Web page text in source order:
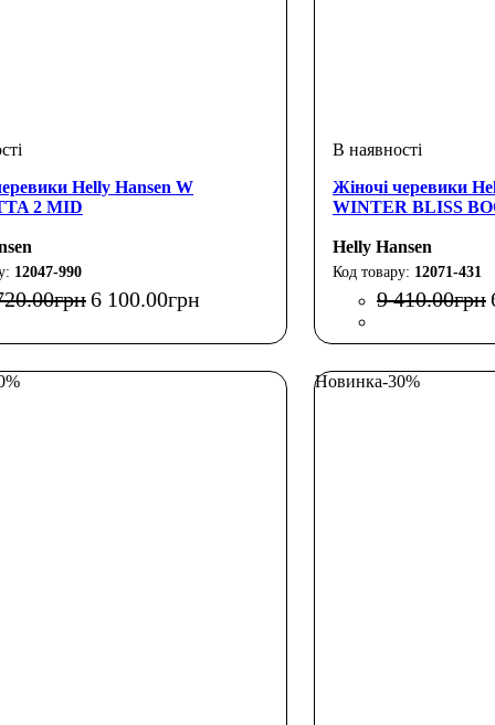
Helly Hansen W
2 MID
12047-990
.00грн6 100.00грн
Жіночі черевики
WINTER BLISS
Helly Hansen
12071-431
9 410.00грн
Новинка-30%